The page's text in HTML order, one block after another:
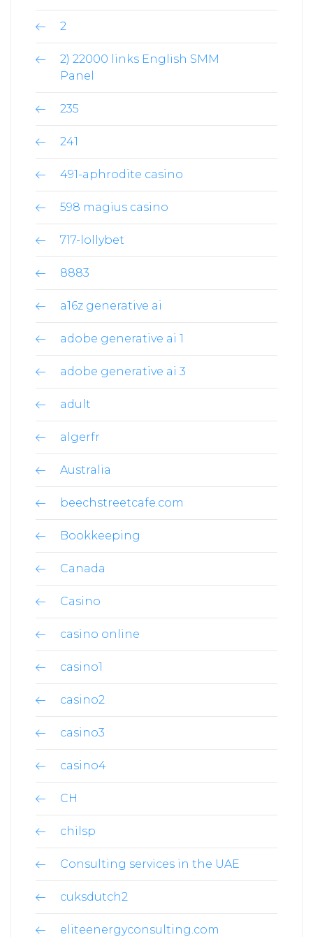
2
2) 22000 links English SMM
Panel
235
241
491-aphrodite casino
598 magius casino
717-lollybet
8883
a16z generative ai
adobe generative ai 1
adobe generative ai 3
adult
algerfr
Australia
beechstreetcafe.com
Bookkeeping
Canada
Casino
casino online
casino1
casino2
casino3
casino4
CH
chilsp
Consulting services in the UAE
cuksdutch2
eliteenergyconsulting.com